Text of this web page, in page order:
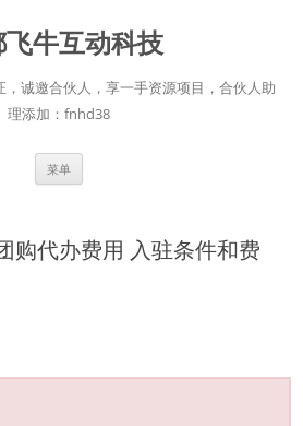
牛互动科技
诚邀合伙人，享一手资源项目，合伙人助
理添加：fnhd38
菜单
购代办费用 入驻条件和费